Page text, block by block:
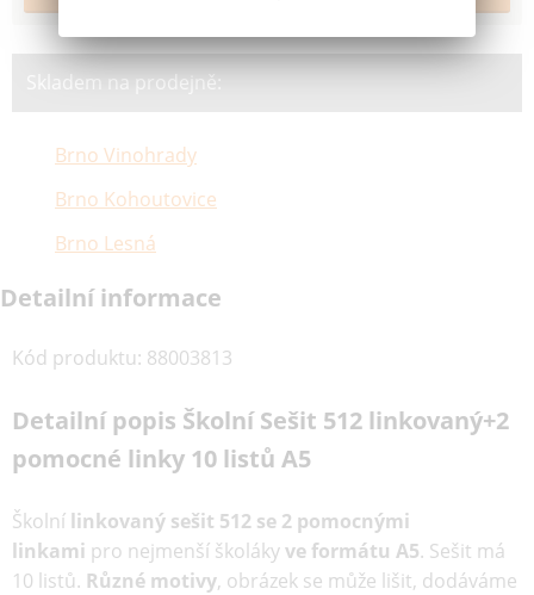
Skladem na prodejně:
Brno Vinohrady
Brno Kohoutovice
Brno Lesná
Detailní informace
Kód produktu: 88003813
Detailní popis Školní Sešit 512 linkovaný+2
pomocné linky 10 listů A5
Školní linkovaný sešit 512 se 2 pomocnými
linkami pro nejmenší školákyve formátu A5. Sešit má
10 listů. Různé motivy, obrázek se může lišit, dodáváme